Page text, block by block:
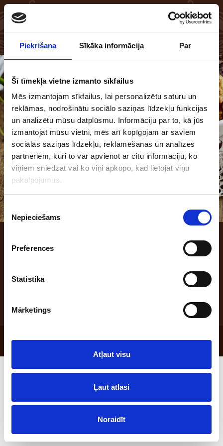
Piekrišana Sīkāka informācija Par
Šī tīmekļa vietne izmanto sīkfailus
Mēs izmantojam sīkfailus, lai personalizētu saturu un
reklāmas, nodrošinātu sociālo saziņas līdzekļu funkcijas
un analizētu mūsu datplūsmu. Informāciju par to, kā jūs
izmantojat mūsu vietni, mēs arī kopīgojam ar saviem
sociālās saziņas līdzekļu, reklamēšanas un analīzes
partneriem, kuri to var apvienot ar citu informāciju, ko
viņiem sniedzat vai ko viņi apkopo, kad lietojat viņu
pakalpojumus.
Piekrišanas
izvēle
Nepieciešams
Preferences
Statistika
Mārketings
Atļaut visu
Ļaut atlasi
Noraidīt
EN
Address: "Benūžu - Skauģi", Babītes pag., Babītes nov., Latvija, LV-2107;
© 2026 SIA "Lāči"